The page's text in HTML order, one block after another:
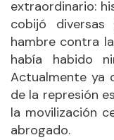
extraordinario:
cobijó
hambre contra
había habido
Actualmente ya
de la represión
la movilización
abrogado.